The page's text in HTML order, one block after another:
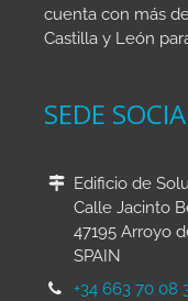
cuenta con más
Castilla y León
SEDE
Edificio de
Calle Jacinto
47195 Arroyo
SPAIN
+34 663 70 08